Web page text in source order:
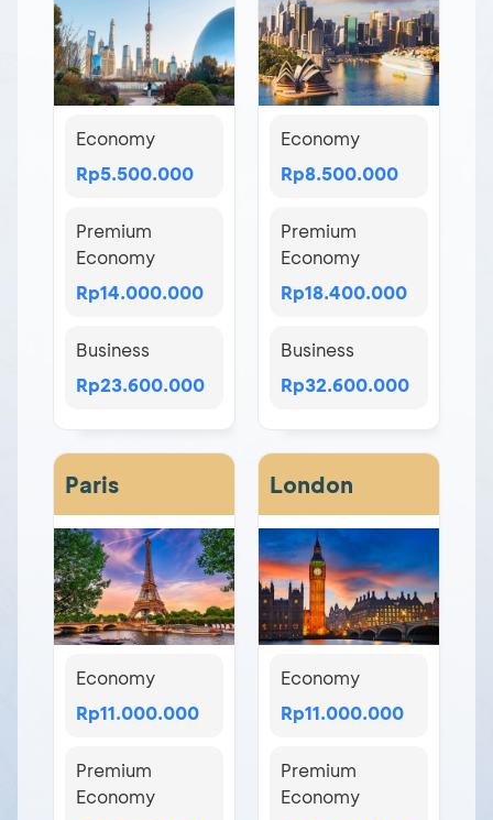
Economy
Rp5.500.000
Premium
Economy
Rp14.000.000
Business
Rp23.600.000
Economy
Rp8.500.000
Premium
Economy
Rp18.400.000
Business
Rp32.600.000
Paris
Economy
Rp11.000.000
Premium
Economy
London
Economy
Rp11.000.000
Premium
Economy